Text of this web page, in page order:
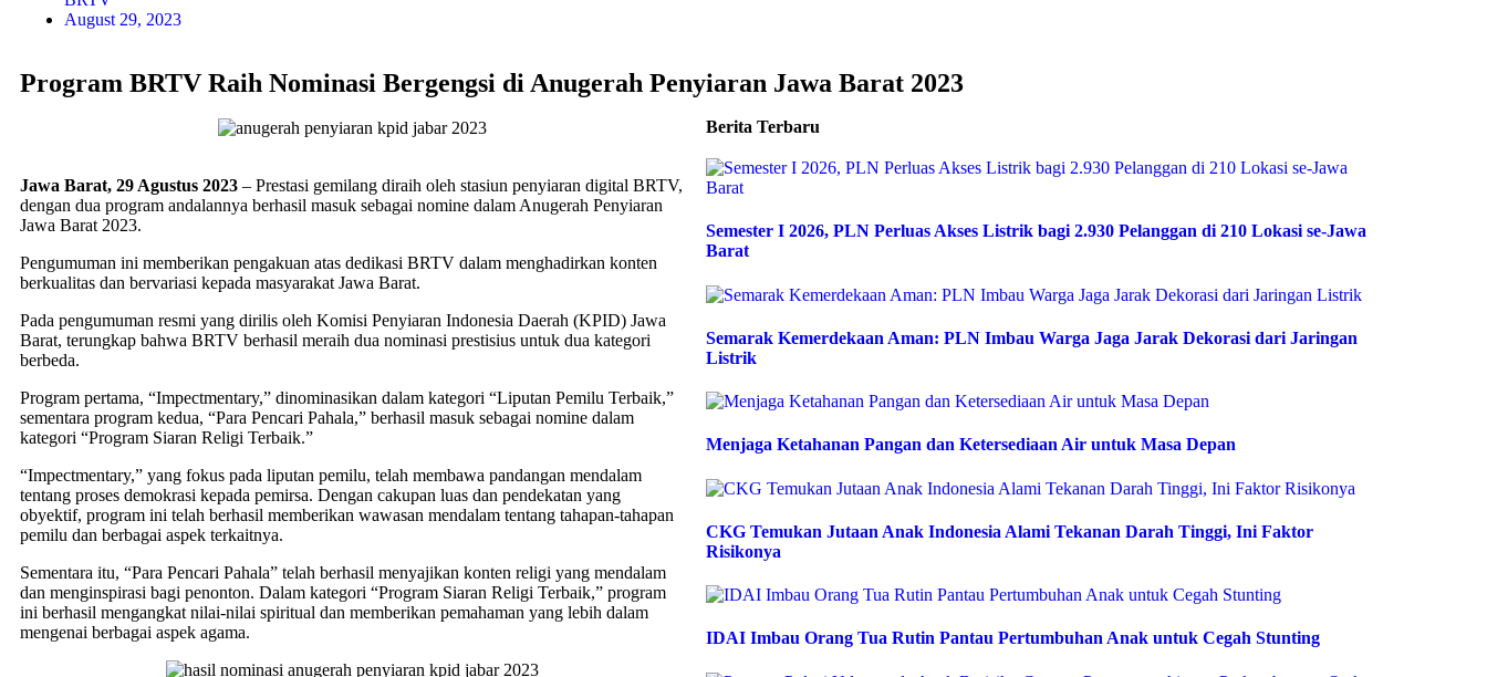
August 29, 2023
Program BRTV Raih Nominasi Bergengsi di Anugerah Penyiaran Jawa Barat 2023
Jawa Barat, 29 Agustus 2023 – Prestasi gemilang diraih oleh stasiun penyiaran digital BRTV,
dengan dua program andalannya berhasil masuk sebagai nomine dalam Anugerah Penyiaran
Jawa Barat 2023.
Pengumuman ini memberikan pengakuan atas dedikasi BRTV dalam menghadirkan konten
berkualitas dan bervariasi kepada masyarakat Jawa Barat.
Pada pengumuman resmi yang dirilis oleh Komisi Penyiaran Indonesia Daerah (KPID) Jawa
Barat, terungkap bahwa BRTV berhasil meraih dua nominasi prestisius untuk dua kategori
berbeda.
Program pertama, “Impectmentary,” dinominasikan dalam kategori “Liputan Pemilu Terbaik,”
sementara program kedua, “Para Pencari Pahala,” berhasil masuk sebagai nomine dalam
kategori “Program Siaran Religi Terbaik.”
“Impectmentary,” yang fokus pada liputan pemilu, telah membawa pandangan mendalam
tentang proses demokrasi kepada pemirsa. Dengan cakupan luas dan pendekatan yang
obyektif, program ini telah berhasil memberikan wawasan mendalam tentang tahapan-tahapan
pemilu dan berbagai aspek terkaitnya.
Sementara itu, “Para Pencari Pahala” telah berhasil menyajikan konten religi yang mendalam
dan menginspirasi bagi penonton. Dalam kategori “Program Siaran Religi Terbaik,” program
ini berhasil mengangkat nilai-nilai spiritual dan memberikan pemahaman yang lebih dalam
mengenai berbagai aspek agama.
Berita Terbaru
Semester I 2026, PLN Perluas Akses Listrik bagi 2.930 Pelanggan di 210 Lokasi se-Jawa
Barat
Semarak Kemerdekaan Aman: PLN Imbau Warga Jaga Jarak Dekorasi dari Jaringan
Listrik
Menjaga Ketahanan Pangan dan Ketersediaan Air untuk Masa Depan
CKG Temukan Jutaan Anak Indonesia Alami Tekanan Darah Tinggi, Ini Faktor
Risikonya
IDAI Imbau Orang Tua Rutin Pantau Pertumbuhan Anak untuk Cegah Stunting